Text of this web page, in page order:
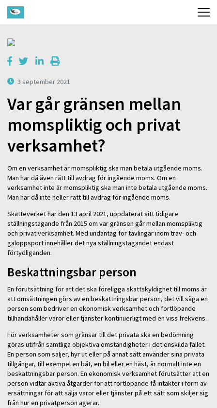
3 september 2021
Var går gränsen mellan
momspliktig och privat
verksamhet?
Om en verksamhet är momspliktig ska man betala utgående moms.
Man har då även rätt till avdrag för ingående moms. Om en
verksamhet inte är momspliktig ska man inte betala utgående moms.
Man har då inte heller rätt till avdrag för ingående moms.
Skatteverket har den 13 april 2021, uppdaterat sitt tidigare
ställningstagande från 2015 om var gränsen går mellan momspliktig
och privat verksamhet. Med undantag för tävlingar inom trav- och
galoppsport innehåller det nya ställningstagandet endast
förtydliganden.
Beskattningsbar person
En förutsättning för att det ska föreligga skattskyldighet till moms är
att omsättningen görs av en beskattningsbar person, det vill säga en
person som bedriver en ekonomisk verksamhet och fortlöpande
tillhandahåller varor eller tjänster kontinuerligt med en viss frekvens.
För verksamheter som gränsar till det privata ska en bedömning
göras utifrån samtliga objektiva omständigheter i det enskilda fallet.
En person som säljer, hyr ut eller på annat sätt använder sina privata
tillgångar, till exempel en båt, en bil eller en häst, är normalt inte en
beskattningsbar person. En ekonomisk verksamhet förutsätter att en
person vidtar aktiva åtgärder för att fortlöpande få intäkter i form av
ersättningar för att sälja varor eller tjänster på ett sätt som skiljer sig
från hur en privatperson agerar.